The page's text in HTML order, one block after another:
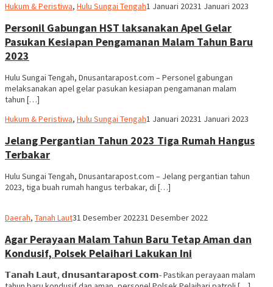
Hukum & Peristiwa, Hulu Sungai TengahHariadi
1 Januari 20231 Januari 2023
Personil Gabungan HST laksanakan Apel Gelar
Pasukan Kesiapan Pengamanan Malam Tahun Baru
2023
Hulu Sungai Tengah, Dnusantarapost.com – Personel gabungan
melaksanakan apel gelar pasukan kesiapan pengamanan malam
tahun […]
Hukum & Peristiwa, Hulu Sungai TengahHariadi
1 Januari 20231 Januari 2023
Jelang Pergantian Tahun 2023 Tiga Rumah Hangus
Terbakar
Hulu Sungai Tengah, Dnusantarapost.com – Jelang pergantian tahun
2023, tiga buah rumah hangus terbakar, di […]
Daerah, Tanah LautBen
31 Desember 202231 Desember 2022
Agar Perayaan Malam Tahun Baru Tetap Aman dan
Kondusif, Polsek Pelaihari Lakukan Ini
𝗧𝗮𝗻𝗮𝗵 𝗟𝗮𝘂𝘁, 𝗱𝗻𝘂𝘀𝗮𝗻𝘁𝗮𝗿𝗮𝗽𝗼𝘀𝘁.𝗰𝗼𝗺- Pastikan perayaan malam